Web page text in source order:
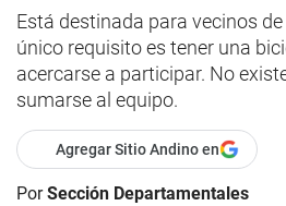
Está destinada para vecinos
único requisito es tener una
acercarse a participar. No
sumarse al equipo.
Agregar Sitio Andino en
PorSección Departamentales